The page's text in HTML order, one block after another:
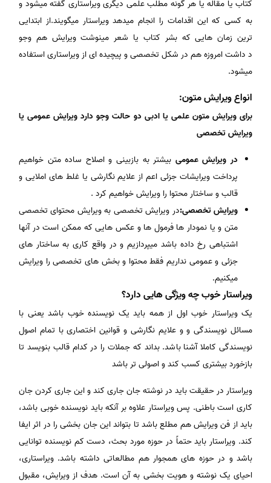
کتاب یا مقاله یا هر گونه مطلب علمی دیگری ویراستاری گفته میشود و
به کسی که این اقدامات را انجام میدهد ویراستار میگویند.از ابتدایی
ترین زمان هایی که بشر کتاب یا شعر مینوشت ویرایش هم وجو
د داشت امروزه هم در شکل تخصصی و پیچیده ای از ویراستاری استفاده
میشود.
انواع ویرایش متون:
برای ویرایش متون علمی یا ادبی دو حالت وجو دارد ویرایش عمومی یا
ویرایش تخصصی
در ویرایش عمومی بیشتر به بازبینی و اصلاح ساده متن خواهیم
پرداخت ویرایشات جزئی اعم از علایم نگارشی یا غلط های املایی و
قالب و ساختار محتوا را ویرایش خواهیم کرد .
ویرایش تخصصی:در ویرایش تخصصی به ویرایش محتوای تخصصی
متن و یا نمودار ها فرمول ها و عکس هایی که ممکن است در آنها
اشتباهی رخ داده باشد میپردازیم و در واقع کاری به ساختار های
جزئی و عمومی نداریم فقط محتوا و بخش های تخصصی را ویرایش
میکنیم.
ویراستار خوب چه ویژگی هایی دارد؟
یک ویراستار خوب اول از همه باید یک نویسنده خوب باشد یعنی با
مسائل نویسندگی و و علایم نگارشی و قوانین اختصاری با تمام اصول
نویسندگی کاملا آشنا باشد. بداند که جملات را در کدام قالب بنویسد تا
بازخورد بیشتری کسب کند و اصولی تر باشد
ویراستار در حقیقت باید در نوشته جان جاری کند و این جاری کردن جان
کاری است باطنی. پس ویراستار علاوه بر آنکه باید نویسنده خوبی باشد،
باید از فن ویرایش هم مطلع باشد تا بتواند این جان بخشی را در اثر ایفا
کند. ویراستار باید حتماً در حوزه مورد بحث، دست کم نویسنده توانایی
باشد و در حوزه های همجوار هم مطالعاتی داشته باشد. ویراستاری،
احیای یک نوشته و هویت بخشی به آن است. هدف از ویرایش، مقبول